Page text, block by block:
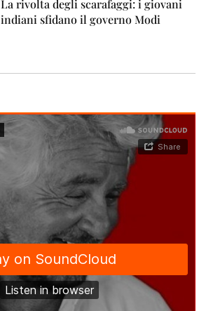
La rivolta degli scarafaggi: i giovani
indiani sfidano il governo Modi